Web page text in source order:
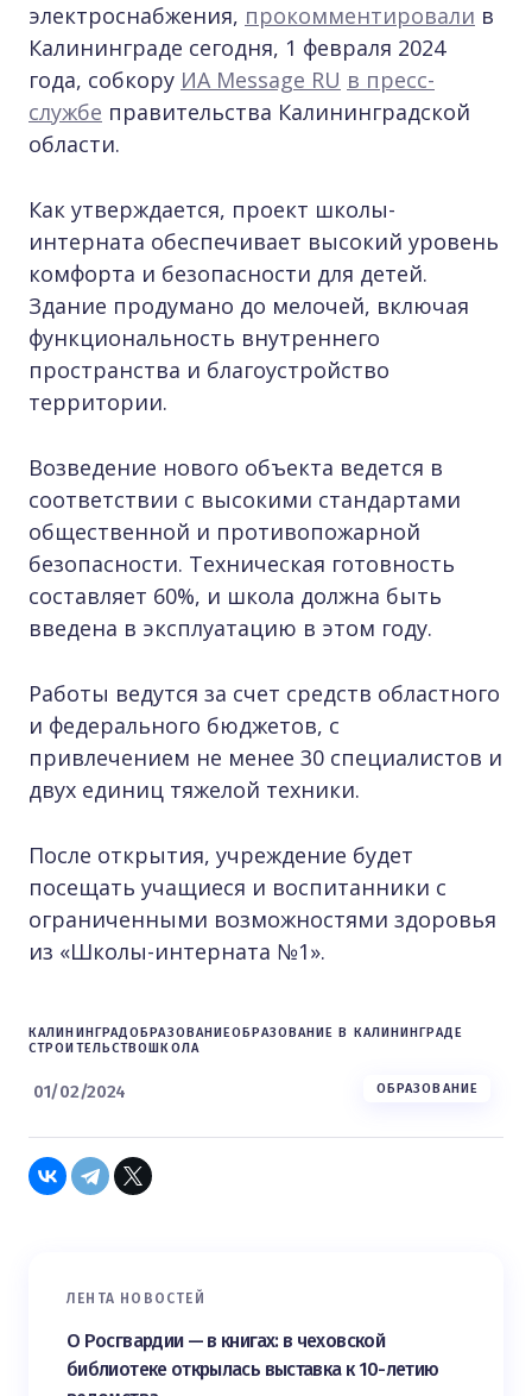
электроснабжения, прокомментировали в
Калининграде сегодня, 1 февраля 2024
года, собкору ИА Message RU в пресс-
службе правительства Калининградской
области.
Как утверждается, проект школы-
интерната обеспечивает высокий уровень
комфорта и безопасности для детей.
Здание продумано до мелочей, включая
функциональность внутреннего
пространства и благоустройство
территории.
Возведение нового объекта ведется в
соответствии с высокими стандартами
общественной и противопожарной
безопасности. Техническая готовность
составляет 60%, и школа должна быть
введена в эксплуатацию в этом году.
Работы ведутся за счет средств областного
и федерального бюджетов, с
привлечением не менее 30 специалистов и
двух единиц тяжелой техники.
После открытия, учреждение будет
посещать учащиеся и воспитанники с
ограниченными возможностями здоровья
из «Школы-интерната №1».
КАЛИНИНГРАДОБРАЗОВАНИЕОБРАЗОВАНИЕ В КАЛИНИНГРАДЕ
СТРОИТЕЛЬСТВО ШКОЛА
01/02/2024 ОБРАЗОВАНИЕ
ЛЕНТА НОВОСТЕЙ
О Росгвардии — в книгах: в чеховской
библиотеке открылась выставка к 10-летию